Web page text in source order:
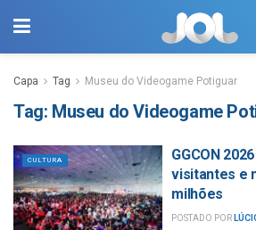
Capa Tag Museu do Videogame Potiguar
Tag: Museu do Videogame
CULTURA
GGCON
visitantes e
milhões
POSTADO POR